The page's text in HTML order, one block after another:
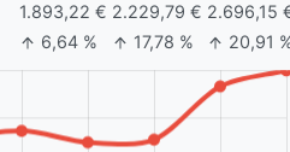
1.893,22 € 2.229,79 € 2.696,15
6,64 % 17,78 % 20,91